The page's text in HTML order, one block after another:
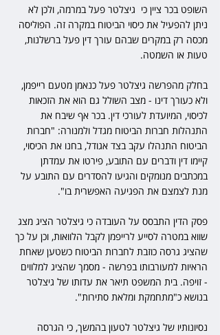
השופט בכר ציין כי  גיצלטר פעל במרמה, ולכן לא
ניתן להפעיל את כיסוי הביטוח במקרה זה. הפוליסה
מכסה רק במקרים שבהם עורך דין פעל ברשלנות,
טעות או השמטה.
בחלק מהפרשה גיצלטר פעל כנאמן מטעם רייפמן,
ולא כעורך דינו - מצב השולל גם הוא את הזכאות
לכיסוי, המיועדת לעורכי דין. בכר אף שיבח את
התנהלות חברות הביטוח מגדל ולמנורה: "חברות
הביטוח התנהלו עקב בצד אגודל, בחנו את הכיסוי,
קיימו דין ודברים עם התובע, פירטו את עמדתן
במכתבים מנומקים והגיעו להסדרים עם התובע על
מנת לצמצם את הפגיעה האפשרית בו".
פסק הדין התבסס על העובדה כי גיצלטר הציג מצג
שווא במטרה לסייע לרייפמן לקבל הלוואות, וכן על כך
שהציג גרסה כוזבת לחברות הביטוח כשטען שאחת
הראיות למעורבותו בפרשה - מסמך שהציג למלווים
- זויפה. בית המשפט תיאר את עדותו של גיצלטר
בנושא כ"מתחמקת ומלאת סתירות".
נסיונותיו של גיצלטר לטעון בהמשך, כי הגרסה